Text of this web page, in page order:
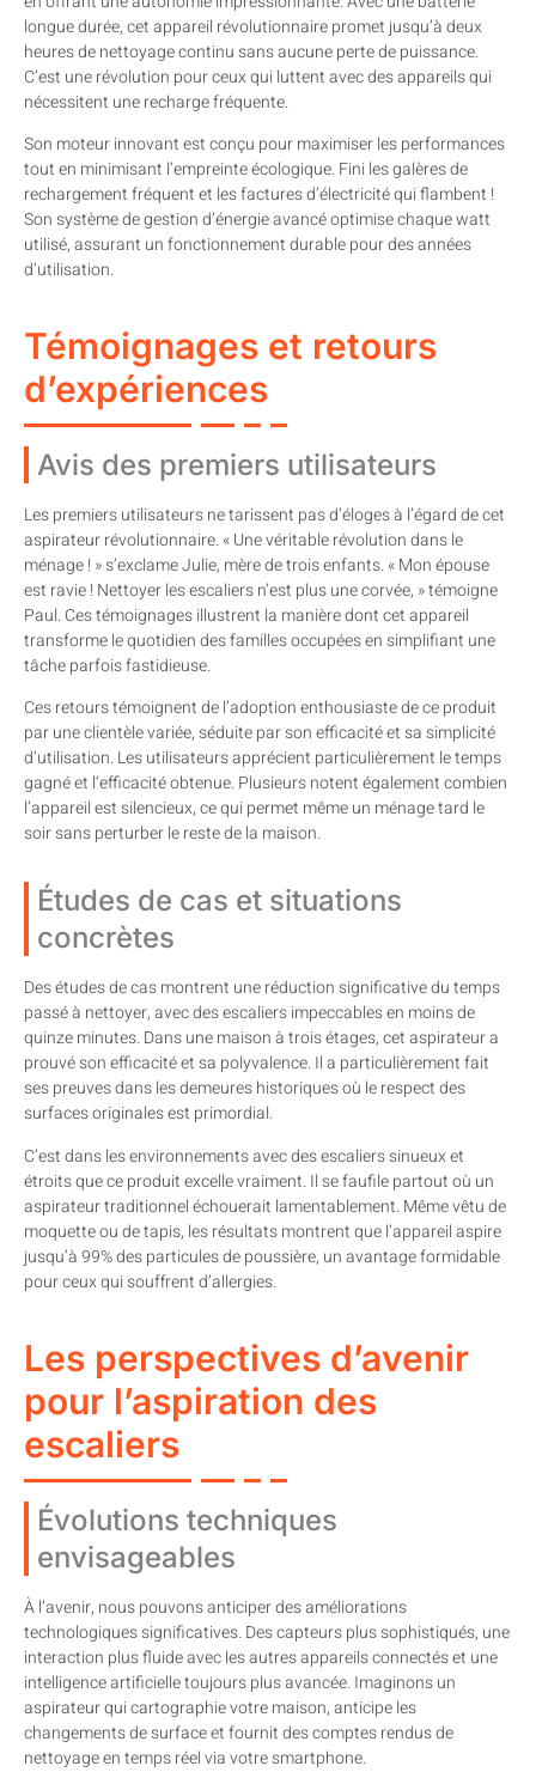
longue durée, cet appareil révolutionnaire promet jusqu’à deux
heures de nettoyage continu sans aucune perte de puissance.
C’est une révolution pour ceux qui luttent avec des appareils qui
nécessitent une recharge fréquente.
Son moteur innovant est conçu pour maximiser les performances
tout en minimisant l’empreinte écologique. Fini les galères de
rechargement fréquent et les factures d’électricité qui flambent !
Son système de gestion d’énergie avancé optimise chaque watt
utilisé, assurant un fonctionnement durable pour des années
d’utilisation.
Témoignages et retours
d’expériences
Avis des premiers utilisateurs
Les premiers utilisateurs ne tarissent pas d’éloges à l’égard de cet
aspirateur révolutionnaire. « Une véritable révolution dans le
ménage ! » s’exclame Julie, mère de trois enfants. « Mon épouse
est ravie ! Nettoyer les escaliers n’est plus une corvée, » témoigne
Paul. Ces témoignages illustrent la manière dont cet appareil
transforme le quotidien des familles occupées en simplifiant une
tâche parfois fastidieuse.
Ces retours témoignent de l’adoption enthousiaste de ce produit
par une clientèle variée, séduite par son efficacité et sa simplicité
d’utilisation. Les utilisateurs apprécient particulièrement le temps
gagné et l’efficacité obtenue. Plusieurs notent également combien
l’appareil est silencieux, ce qui permet même un ménage tard le
soir sans perturber le reste de la maison.
Études de cas et situations
concrètes
Des études de cas montrent une réduction significative du temps
passé à nettoyer, avec des escaliers impeccables en moins de
quinze minutes. Dans une maison à trois étages, cet aspirateur a
prouvé son efficacité et sa polyvalence. Il a particulièrement fait
ses preuves dans les demeures historiques où le respect des
surfaces originales est primordial.
C’est dans les environnements avec des escaliers sinueux et
étroits que ce produit excelle vraiment. Il se faufile partout où un
aspirateur traditionnel échouerait lamentablement. Même vêtu de
moquette ou de tapis, les résultats montrent que l’appareil aspire
jusqu’à 99% des particules de poussière, un avantage formidable
pour ceux qui souffrent d’allergies.
Les perspectives d’avenir
pour l’aspiration des
escaliers
Évolutions techniques
envisageables
À l’avenir, nous pouvons anticiper des améliorations
technologiques significatives. Des capteurs plus sophistiqués, une
interaction plus fluide avec les autres appareils connectés et une
intelligence artificielle toujours plus avancée. Imaginons un
aspirateur qui cartographie votre maison, anticipe les
changements de surface et fournit des comptes rendus de
nettoyage en temps réel via votre smartphone.